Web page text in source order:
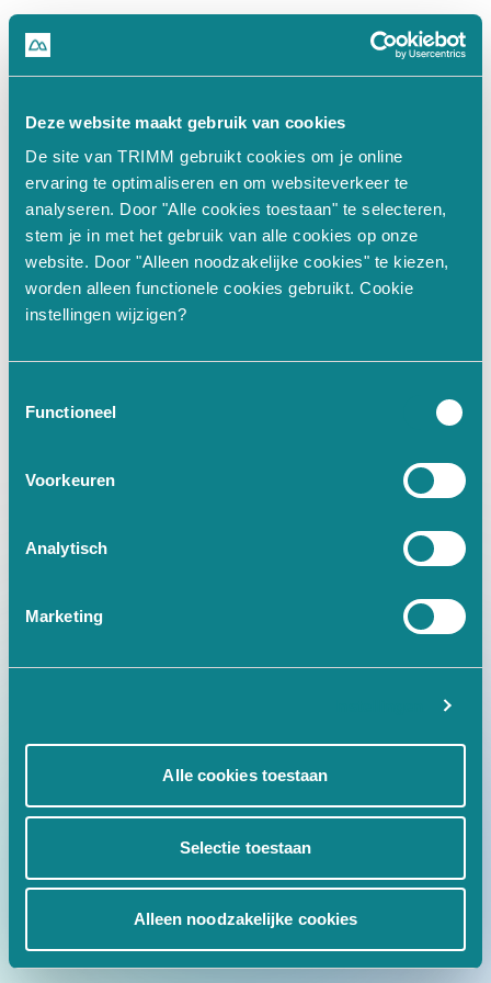
Deze website maakt gebruik van cookies
De site van TRIMM gebruikt cookies om je online
ervaring te optimaliseren en om websiteverkeer te
analyseren. Door "Alle cookies toestaan" te selecteren,
stem je in met het gebruik van alle cookies op onze
website. Door "Alleen noodzakelijke cookies" te kiezen,
worden alleen functionele cookies gebruikt. Cookie
instellingen wijzigen?
Functioneel
Voorkeuren
Analytisch
Marketing
Alle cookies toestaan
Selectie toestaan
Alleen noodzakelijke cookies
500
n.split(...).at is not a function
at Un (https://www.trimm.nl/
at Hi (https://www.trimm.nl/
at JI.fn (https://www.trimm.nl/
at Ke (https://www.trimm.nl/
(https://
at qf (https://www.trimm.nl/
at De (https://www.trimm.nl/